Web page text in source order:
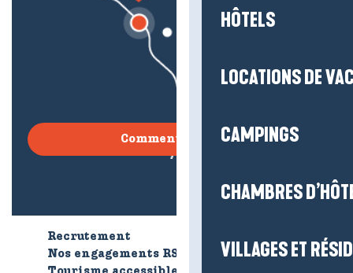
HÔTELS
LOCATIONS DE
CAMPINGS
CHAMBRES
VILLAGES ET
Comment venir ?
Recrutement
Nos engagements RSE